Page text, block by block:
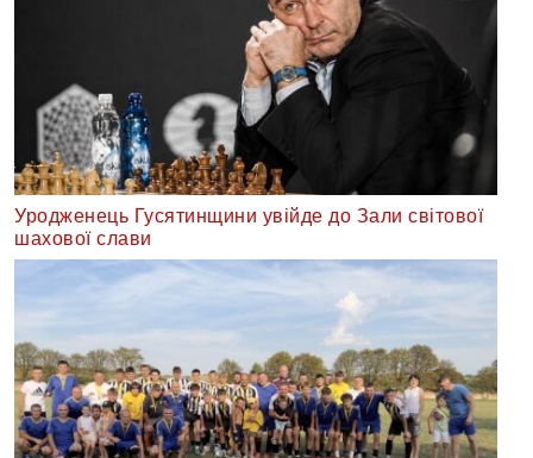
Уродженець Гусятинщини увійде до Зали світової
шахової слави